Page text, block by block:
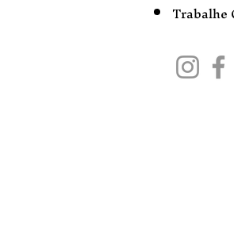
Trabalhe